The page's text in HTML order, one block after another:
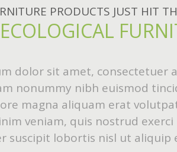
PRODUCTS JUST HIT
dolor sit amet, consectetuer
nonummy nibh euismod
magna aliquam erat
veniam, quis nostrud
suscipit lobortis nisl ut aliquip